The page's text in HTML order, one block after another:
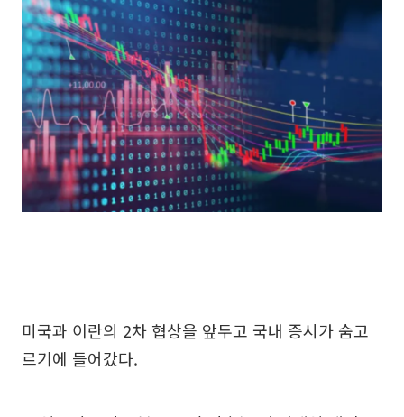
미국과 이란의 2차 협상을 앞두고 국내 증시가 숨고
르기에 들어갔다.